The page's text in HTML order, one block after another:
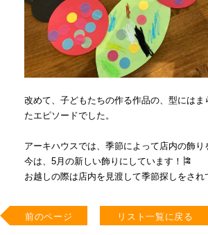
改めて、子どもたちの作る作品の、型にはま
たエピソードでした。
アーキハウスでは、季節によって店内の飾り
今は、 5月の新しい飾りにしています！🎏
お越しの際は店内を見渡して季節探しをされ
前のページ リスト一覧に戻る